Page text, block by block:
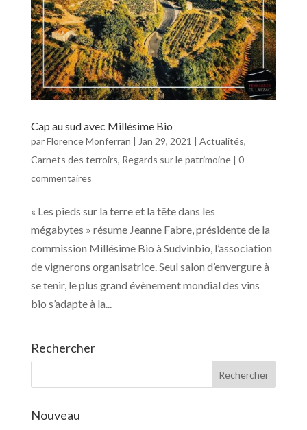
Cap au sud avec Millésime Bio
parFlorence Monferran | Jan 29, 2021 | Actualités,
Carnets des terroirs, Regards sur le patrimoine| 0
commentaires
« Les pieds sur la terre et la tête dans les
mégabytes » résume Jeanne Fabre, présidente de la
commission Millésime Bio à Sudvinbio, l’association
de vignerons organisatrice. Seul salon d’envergure à
se tenir, le plus grand évènement mondial des vins
bio s’adapte à la...
Rechercher
Nouveau